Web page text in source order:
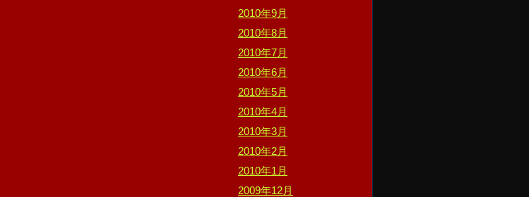
2010年9月
2010年8月
2010年7月
2010年6月
2010年5月
2010年4月
2010年3月
2010年2月
2010年1月
2009年12月